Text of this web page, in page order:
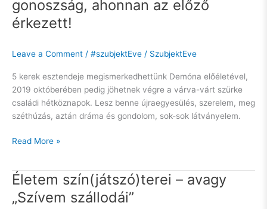
gonoszság, ahonnan az előző
érkezett!
Leave a Comment / #szubjektEve / SzubjektEve
5 kerek esztendeje megismerkedhettünk Demóna előéletével,
2019 októberében pedig jöhetnek végre a várva-várt szürke
családi hétköznapok. Lesz benne újraegyesülés, szerelem, meg
széthúzás, aztán dráma és gondolom, sok-sok látványelem.
Read More »
Életem szín(játszó)terei – avagy
„Szívem szállodái”
Életem
szín(játszó)terei
–